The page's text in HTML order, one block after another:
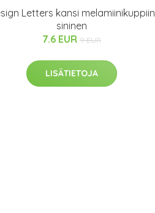
Letters kansi melamiinikuppiin
sininen
7.6 EUR 9 EUR
LISÄTIETOJA